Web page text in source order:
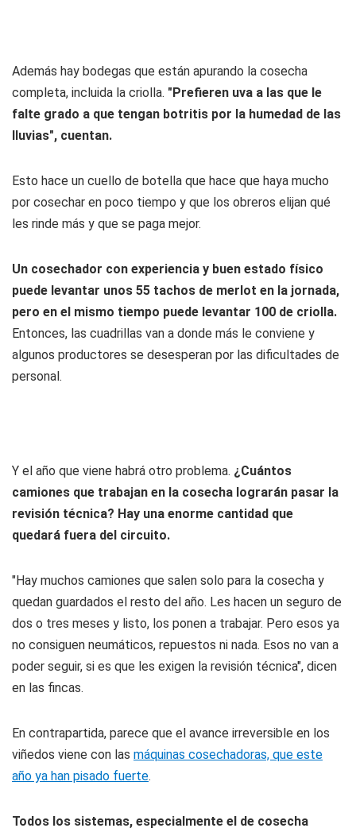
Además hay bodegas que están apurando la cosecha
completa, incluida la criolla. "Prefieren uva a las que le
falte grado a que tengan botritis por la humedad de las
lluvias", cuentan.
Esto hace un cuello de botella que hace que haya mucho
por cosechar en poco tiempo y que los obreros elijan qué
les rinde más y que se paga mejor.
Un cosechador con experiencia y buen estado físico
puede levantar unos 55 tachos de merlot en la jornada,
pero en el mismo tiempo puede levantar 100 de criolla.
Entonces, las cuadrillas van a donde más le conviene y
algunos productores se desesperan por las dificultades de
personal.
Y el año que viene habrá otro problema. ¿Cuántos
camiones que trabajan en la cosecha lograrán pasar la
revisión técnica? Hay una enorme cantidad que
quedará fuera del circuito.
"Hay muchos camiones que salen solo para la cosecha y
quedan guardados el resto del año. Les hacen un seguro de
dos o tres meses y listo, los ponen a trabajar. Pero esos ya
no consiguen neumáticos, repuestos ni nada. Esos no van a
poder seguir, si es que les exigen la revisión técnica", dicen
en las fincas.
En contrapartida, parece que el avance irreversible en los
viñedos viene con las máquinas cosechadoras, que este
año ya han pisado fuerte.
Todos los sistemas, especialmente el de cosecha